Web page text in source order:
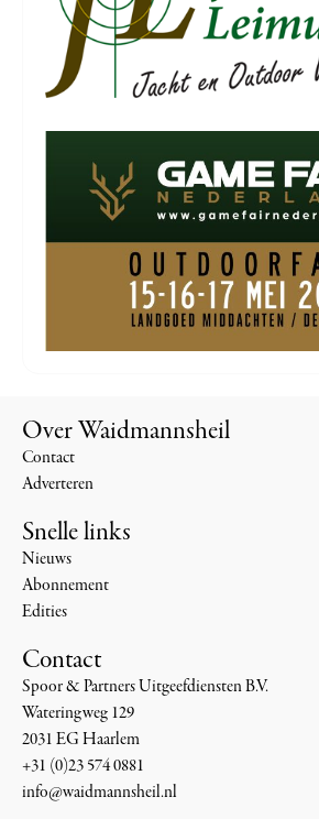
Over Waidmannsheil
Contact
Adverteren
Snelle links
Nieuws
Abonnement
Edities
Contact
Spoor & Partners Uitgeefdiensten B.V.
Wateringweg 129
2031 EG Haarlem
+31 (0)23 574 0881
info@waidmannsheil.nl